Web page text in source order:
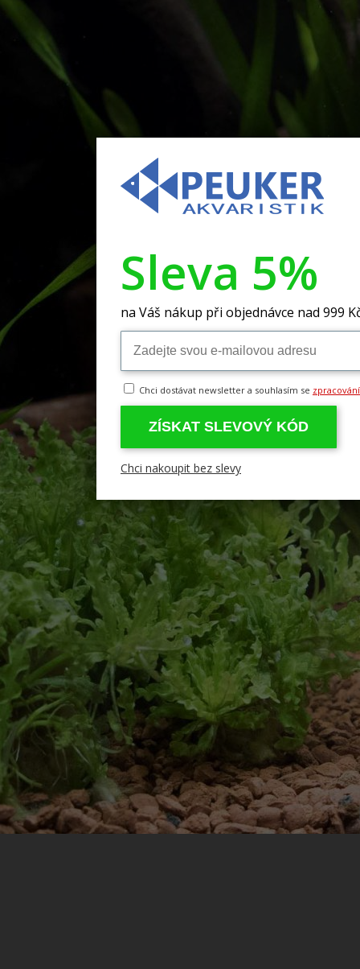
Sleva 5%
na Váš nákup při objednávce nad 999
Chci dostávat newsletter a souhlasím se
ZÍSKAT SLEVOVÝ KÓD
Chci nakoupit bez slevy